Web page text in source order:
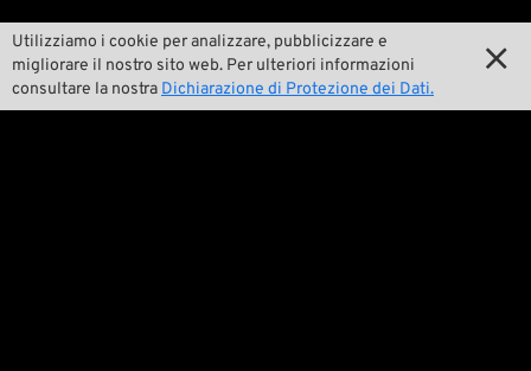
Utilizziamo i cookie per analizzare, pubblicizzare e
migliorare il nostro sito web. Per ulteriori informazioni
consultare la nostra Dichiarazione di Protezione dei Dati.

Pan-O-Rama